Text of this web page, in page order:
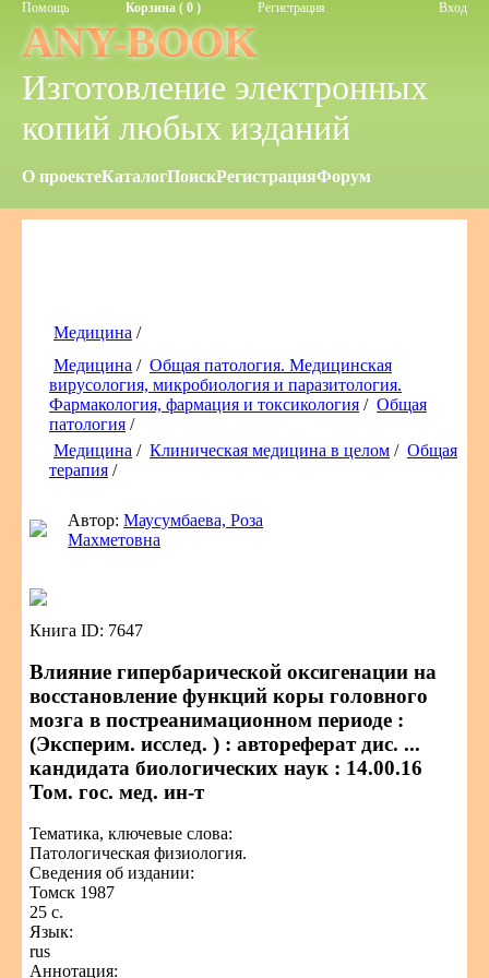
Помощь Корзина ( 0 ) Регистрация Вход
ANY-BOOK
Изготовление электронных
копий любых изданий
О проектеКаталогПоискРегистрацияФорум
Медицина /
Медицина / Общая патология. Медицинская
вирусология, микробиология и паразитология.
Фармакология, фармация и токсикология / Общая
патология /
Медицина / Клиническая медицина в целом / Общая
терапия /
Автор:Маусумбаева, Роза
Махметовна
Книга ID: 7647
Влияние гипербарической оксигенации на
восстановление функций коры головного
мозга в постреанимационном периоде :
(Эксперим. исслед. ) : автореферат дис. ...
кандидата биологических наук : 14.00.16
Том. гос. мед. ин-т
Тематика, ключевые слова:
Патологическая физиология.
Сведения об издании:
Томск 1987
25 с.
Язык:
rus
Аннотация: